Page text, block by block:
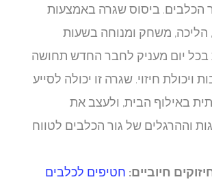
הכלבים. ביסוס שגרה באמצעות
משחק ומנוחה בשעות
יום מעניק לחבר החדש תחושה
ויכולת חיזוי. שגרה זו יכולה לסייע
באילוף הבית, ולעצב את
וההרגלים של גור הכלבים לטווח
חיוביים:חטיפים לכלבים